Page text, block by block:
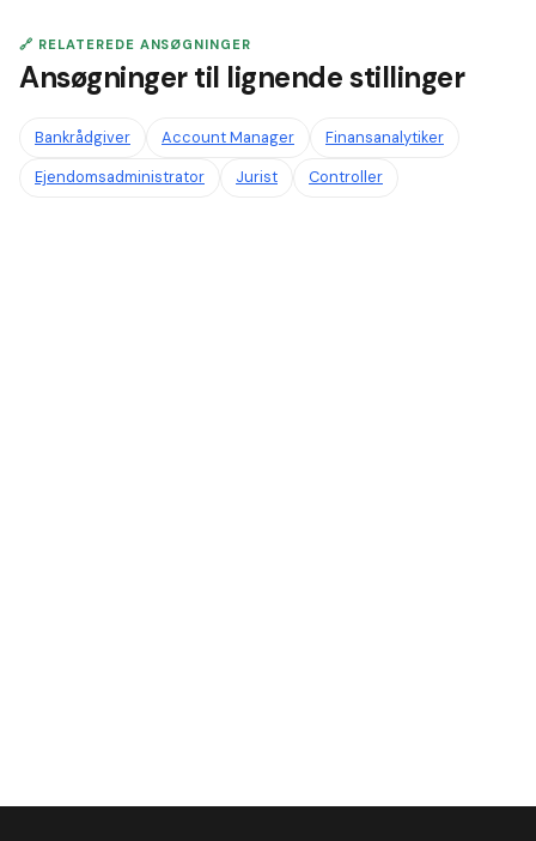
🔗 RELATEREDE ANSØGNINGER
Ansøgninger til lignende stillinger
Bankrådgiver Account Manager
Finansanalytiker
Ejendomsadministrator
Jurist Controller